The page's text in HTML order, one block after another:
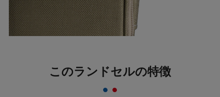
このランドセルの特徴